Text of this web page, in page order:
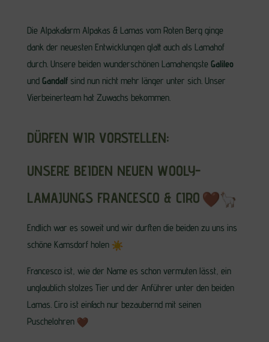
Die Alpakafarm Alpakas & Lamas vom Roten Berg ginge
dank der neuesten Entwicklungen glatt auch als Lamahof
durch. Unsere beiden wunderschönen Lamahengste Galileo
und Gandalf sind nun nicht mehr länger unter sich. Unser
Vierbeinerteam hat Zuwachs bekommen.
DÜRFEN WIR VORSTELLEN:
UNSERE BEIDEN NEUEN WOOLY-
LAMAJUNGS FRANCESCO & CIRO
Endlich war es soweit und wir durften die beiden zu uns ins
schöne Kamsdorf holen
Francesco ist, wie der Name es schon vermuten lässt, ein
unglaublich stolzes Tier und der Anführer unter den beiden
Lamas. Ciro ist einfach nur bezaubernd mit seinen
Puschelohren